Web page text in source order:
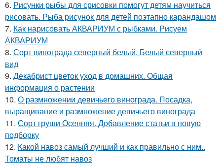
6. Рисунки рыбы для срисовки помогут детям научиться
рисовать. Рыба рисунок для детей поэтапно карандашом
7. Как нарисовать АКВАРИУМ с рыбками. Рисуем
АКВАРИУМ
8. Сорт винограда северный белый. Белый северный
вид
9. Декабрист цветок уход в домашних. Общая
информация о растении
10. О размножении девичьего винограда. Посадка,
выращивание и размножение девичьего винограда
11. Сорт груши Осенняя. Добавление статьи в новую
подборку
12. Какой навоз самый лучший и как правильно с ним..
Томаты не любят навоз